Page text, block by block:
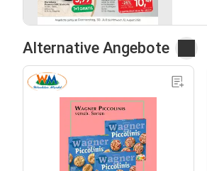
Alternative Angebote